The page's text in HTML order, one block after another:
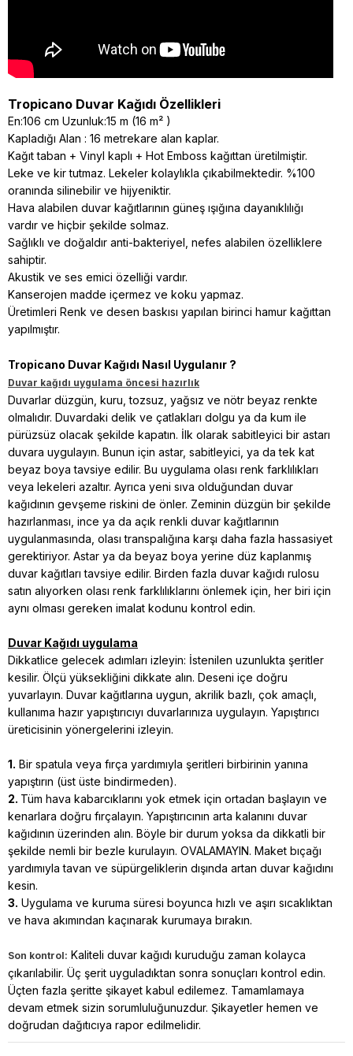
Tropicano Duvar Kağıdı Özellikleri
En:106 cm Uzunluk:15 m (16 m² )
Kapladığı Alan : 16 metrekare alan kaplar.
Kağıt taban + Vinyl kaplı + Hot Emboss kağıttan üretilmiştir.
Leke ve kir tutmaz. Lekeler kolaylıkla çıkabilmektedir. %100
oranında silinebilir ve hijyeniktir.
Hava alabilen duvar kağıtlarının güneş ışığına dayanıklılığı
vardır ve hiçbir şekilde solmaz.
Sağlıklı ve doğaldır anti-bakteriyel, nefes alabilen özelliklere
sahiptir.
Akustik ve ses emici özelliği vardır.
Kanserojen madde içermez ve koku yapmaz.
Üretimleri Renk ve desen baskısı yapılan birinci hamur kağıttan
yapılmıştır.
Tropicano Duvar Kağıdı Nasıl Uygulanır ?
Duvar kağıdı uygulama öncesi hazırlık
Duvarlar düzgün, kuru, tozsuz, yağsız ve nötr beyaz renkte
olmalıdır. Duvardaki delik ve çatlakları dolgu ya da kum ile
pürüzsüz olacak şekilde kapatın. İlk olarak sabitleyici bir astarı
duvara uygulayın. Bunun için astar, sabitleyici, ya da tek kat
beyaz boya tavsiye edilir. Bu uygulama olası renk farklılıkları
veya lekeleri azaltır. Ayrıca yeni sıva olduğundan duvar
kağıdının gevşeme riskini de önler. Zeminin düzgün bir şekilde
hazırlanması, ince ya da açık renkli duvar kağıtlarının
uygulanmasında, olası transpalığına karşı daha fazla hassasiyet
gerektiriyor. Astar ya da beyaz boya yerine düz kaplanmış
duvar kağıtları tavsiye edilir. Birden fazla duvar kağıdı rulosu
satın alıyorken olası renk farklılıklarını önlemek için, her biri için
aynı olması gereken imalat kodunu kontrol edin.
Duvar Kağıdı uygulama
Dikkatlice gelecek adımları izleyin: İstenilen uzunlukta şeritler
kesilir. Ölçü yüksekliğini dikkate alın. Deseni içe doğru
yuvarlayın. Duvar kağıtlarına uygun, akrilik bazlı, çok amaçlı,
kullanıma hazır yapıştırıcıyı duvarlarınıza uygulayın. Yapıştırıcı
üreticisinin yönergelerini izleyin.
1. Bir spatula veya fırça yardımıyla şeritleri birbirinin yanına
yapıştırın (üst üste bindirmeden).
2. Tüm hava kabarcıklarını yok etmek için ortadan başlayın ve
kenarlara doğru fırçalayın. Yapıştırıcının arta kalanını duvar
kağıdının üzerinden alın. Böyle bir durum yoksa da dikkatli bir
şekilde nemli bir bezle kurulayın. OVALAMAYIN. Maket bıçağı
yardımıyla tavan ve süpürgeliklerin dışında artan duvar kağıdını
kesin.
3. Uygulama ve kuruma süresi boyunca hızlı ve aşırı sıcaklıktan
ve hava akımından kaçınarak kurumaya bırakın.
Son kontrol: Kaliteli duvar kağıdı kuruduğu zaman kolayca
çıkarılabilir. Üç şerit uyguladıktan sonra sonuçları kontrol edin.
Üçten fazla şeritte şikayet kabul edilemez. Tamamlamaya
devam etmek sizin sorumluluğunuzdur. Şikayetler hemen ve
doğrudan dağıtıcıya rapor edilmelidir.